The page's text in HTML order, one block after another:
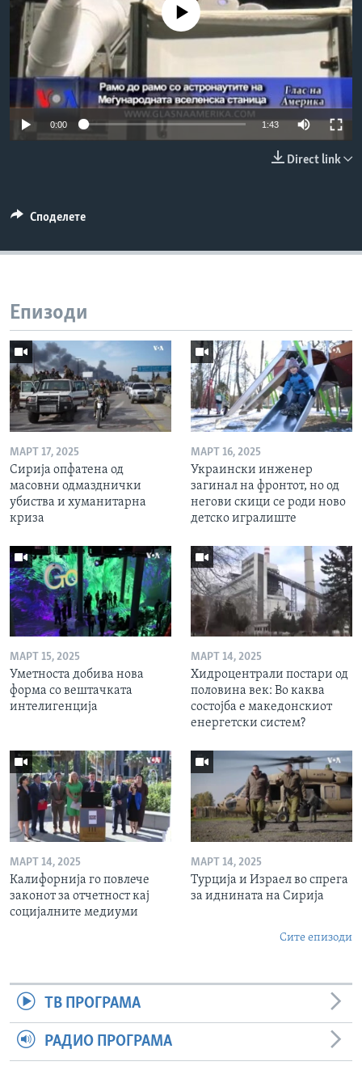
ИНТЕРВЈУА
Јазици
No media source currently available
0:00 1:43
Direct link
Споделете
Епизоди
МАРТ 17, 2025
Сирија опфатена од
масовни одмазднички
убиства и хуманитарна
криза
МАРТ 16, 2025
Украински инженер
загинал на фронтот, но од
негови скици се роди ново
детско игралиште
МАРТ 15, 2025
Уметноста добива нова
форма со вештачката
интелигенција
МАРТ 14, 2025
Хидроцентрали постари од
половина век: Во каква
состојба е македонскиот
енергетски систем?
МАРТ 14, 2025
Калифорнија го повлече
законот за отчетност кај
социјалните медиуми
МАРТ 14, 2025
Турција и Израел во спрега
за иднината на Сирија
Сите епизоди
ТВ ПРОГРАМА
РАДИО ПРОГРАМА